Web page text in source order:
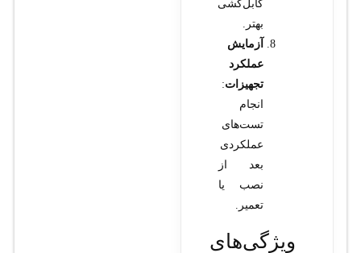
کابل‌کشی
بهتر.
آزمایش
عملکرد
تجهیزات:
انجام
تست‌های
عملکردی
بعد از
نصب یا
تعمیر.
ویژگی‌های